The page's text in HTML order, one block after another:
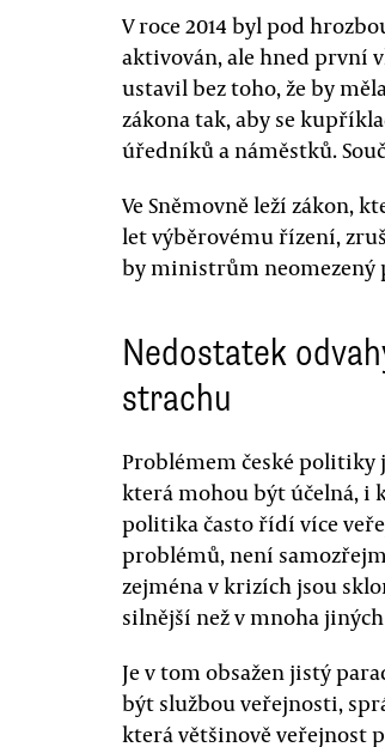
V roce 2014 byl pod
aktivován, ale hned první
ustavil bez toho, že by
zákona tak, aby se
úředníků a náměstků.
Ve Sněmovně leží zákon,
let výběrovému řízení,
by ministrům neomezený
Nedostatek
strachu
Problémem české politiky
která mohou být účelná, i
politika často řídí více
problémů, není
zejména v krizích jsou
silnější než v mnoha
Je v tom obsažen jistý
být službou veřejnosti,
která většinově veřejnost